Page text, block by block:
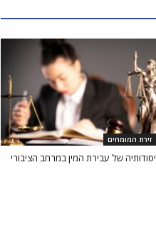
זירת המומחים
יסודותיה של עבירת המין במרחב הציבורי